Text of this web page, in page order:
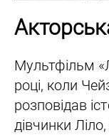
Мультфільм
році, коли
розповідав
дівчинки